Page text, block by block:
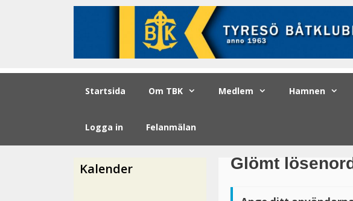
Startsida Om TBK Medlem Hamnen
Logga in Felanmälan
Glömt
Kalender